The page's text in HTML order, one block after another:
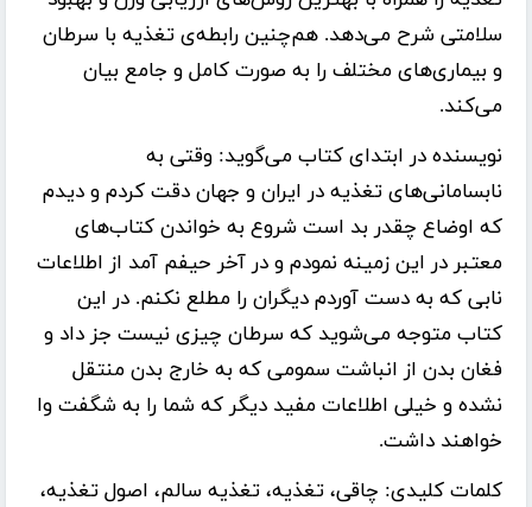
سلامتی شرح می‌دهد. هم‌چنین رابطه‌ی تغذیه با سرطان
و بیماری‌های مختلف را به صورت کامل و جامع بیان
می‌کند.
نویسنده در ابتدای کتاب می‌گوید: وقتی به
نابسامانی‌های تغذیه در ایران و جهان دقت کردم و دیدم
که اوضاع چقدر بد است شروع به خواندن کتاب‌های
معتبر در این زمینه نمودم و در آخر حیفم آمد از اطلاعات
نابی که به دست آوردم دیگران را مطلع نکنم. در این
کتاب متوجه می‌شوید که سرطان چیزی نیست جز داد و
فغان بدن از انباشت سمومی که به خارج بدن منتقل
نشده و خیلی اطلاعات مفید دیگر که شما را به شگفت وا
خواهند داشت.
کلمات کلیدی: چاقی، تغذیه، تغذیه سالم، اصول تغذیه،